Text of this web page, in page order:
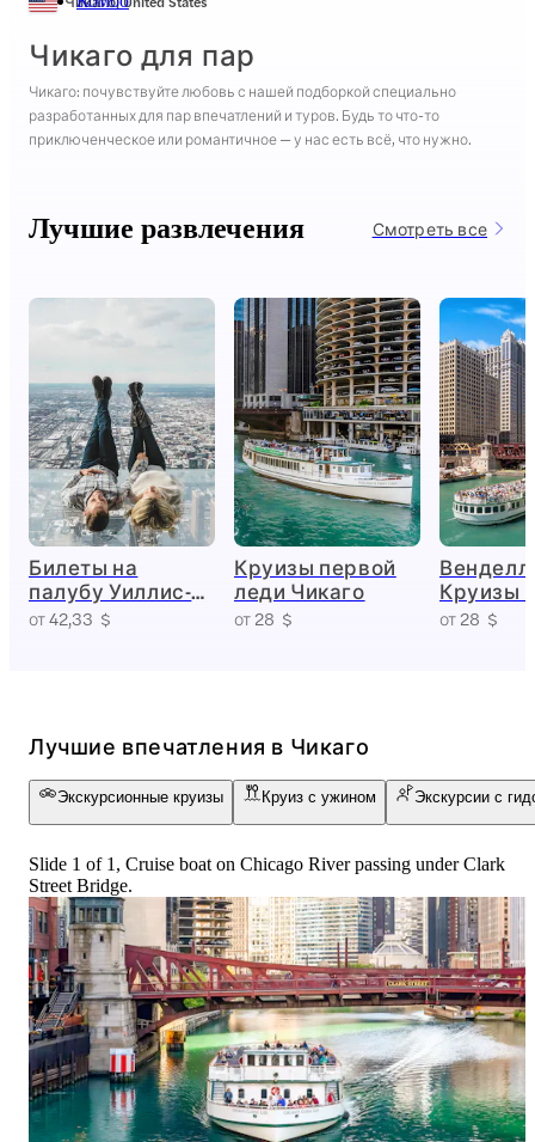
Чикаго для пар
Чикаго: почувствуйте любовь с нашей подборкой специально
разработанных для пар впечатлений и туров. Будь то что-то
приключенческое или романтичное — у нас есть всё, что нужно.
Лучшие развлечения Смотреть все
Билеты на
палубу Уиллис-
Тауэр
от 42,33 $
Круизы первой
леди Чикаго
от 28 $
Круизы
от 28 $
Лучшие впечатления в Чикаго
Экскурсионные круизы Круиз с ужином Экскурсии с
Slide 1 of 1, Cruise boat on Chicago River passing under Clark
Street Bridge.